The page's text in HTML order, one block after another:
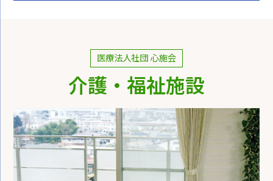
医療法人社団 心施会
介護・福祉施設